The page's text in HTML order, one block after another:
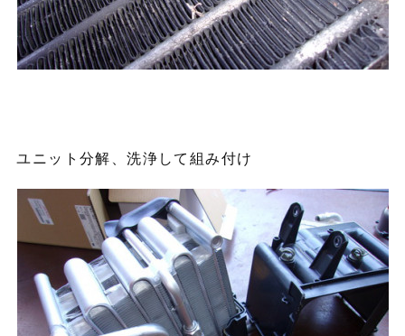
ユニット分解、洗浄して組み付け